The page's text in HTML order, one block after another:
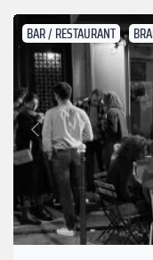
BAR / RESTAURANT
Précédent